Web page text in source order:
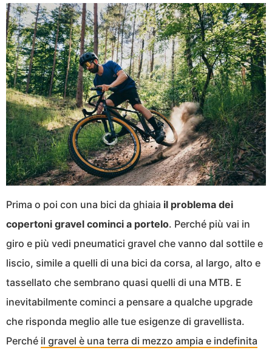
Prima o poi con una bici da ghiaia il problema dei
copertoni gravel cominci a portelo. Perché più vai in
giro e più vedi pneumatici gravel che vanno dal sottile e
liscio, simile a quelli di una bici da corsa, al largo, alto e
tassellato che sembrano quasi quelli di una MTB. E
inevitabilmente cominci a pensare a qualche upgrade
che risponda meglio alle tue esigenze di gravellista.
Perché il gravel è una terra di mezzo ampia e indefinita